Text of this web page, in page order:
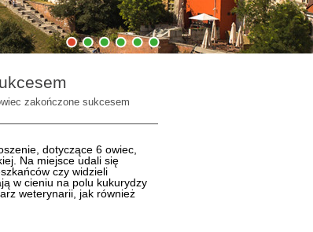
1 2 3 4 5 6
zakończone sukcesem
dotyczące 6 owiec,
Na miejsce udali się
czy widzieli
w cieniu na polu kukurydzy
weterynarii, jak również